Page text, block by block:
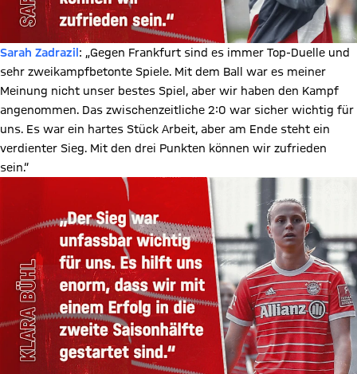
Sarah Zadrazil : „Gegen Frankfurt sind es immer Top-Duelle und
sehr zweikampfbetonte Spiele. Mit dem Ball war es meiner
Meinung nicht unser bestes Spiel, aber wir haben den Kampf
angenommen. Das zwischenzeitliche 2:0 war sicher wichtig für
uns. Es war ein hartes Stück Arbeit, aber am Ende steht ein
verdienter Sieg. Mit den drei Punkten können wir zufrieden
sein.“